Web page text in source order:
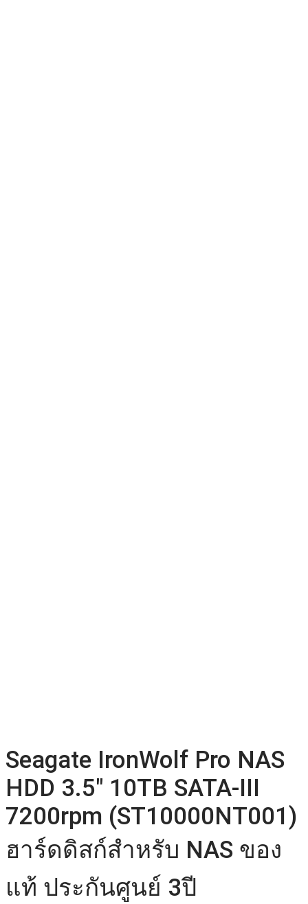
Seagate IronWolf Pro NAS
HDD 3.5″ 10TB SATA-III
7200rpm (ST10000NT001)
ฮาร์ดดิสก์สำหรับ NAS ของ
แท้ ประกันศูนย์ 3ปี